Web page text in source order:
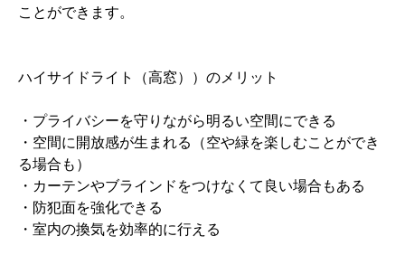
ことができます。
ハイサイドライト（高窓））のメリット
・プライバシーを守りながら明るい空間にできる
・空間に開放感が生まれる（空や緑を楽しむことができ
る場合も）
・カーテンやブラインドをつけなくて良い場合もある
・防犯面を強化できる
・室内の換気を効率的に行える